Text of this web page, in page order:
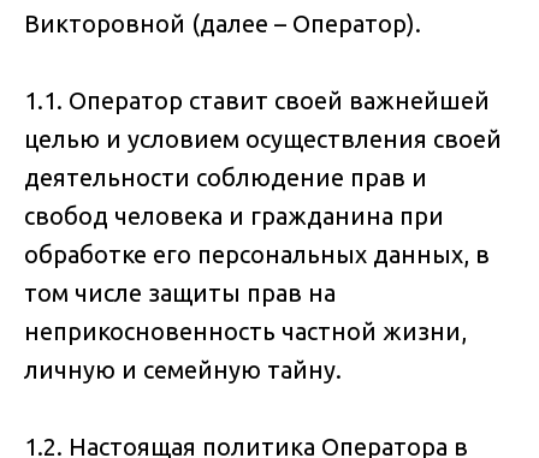
Викторовной (далее – Оператор).
1.1. Оператор ставит своей важнейшей
целью и условием осуществления своей
деятельности соблюдение прав и
свобод человека и гражданина при
обработке его персональных данных, в
том числе защиты прав на
неприкосновенность частной жизни,
личную и семейную тайну.
1.2. Настоящая политика Оператора в